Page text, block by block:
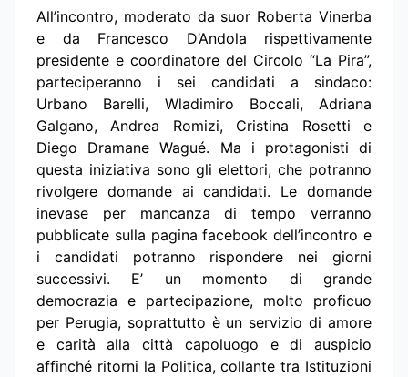
All’incontro, moderato da suor Roberta Vinerba
e da Francesco D’Andola rispettivamente
presidente e coordinatore del Circolo “La Pira”,
parteciperanno i sei candidati a sindaco:
Urbano Barelli, Wladimiro Boccali, Adriana
Galgano, Andrea Romizi, Cristina Rosetti e
Diego Dramane Wagué. Ma i protagonisti di
questa iniziativa sono gli elettori, che potranno
rivolgere domande ai candidati. Le domande
inevase per mancanza di tempo verranno
pubblicate sulla pagina facebook dell’incontro e
i candidati potranno rispondere nei giorni
successivi. E’ un momento di grande
democrazia e partecipazione, molto proficuo
per Perugia, soprattutto è un servizio di amore
e carità alla città capoluogo e di auspicio
affinché ritorni la Politica, collante tra Istituzioni